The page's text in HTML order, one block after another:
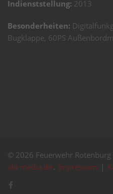
Indienststellung: 2013
Besonderheiten:
Bugklappe, 60PS
© 2026 Feuerwehr
dd-media.de. Impressum |